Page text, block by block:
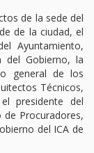
de la sede del
de la ciudad, el
Ayuntamiento,
del Gobierno, la
general de los
Técnicos,
presidente del
Procuradores,
del ICA de